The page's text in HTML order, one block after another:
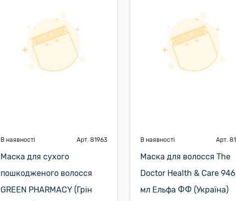
В наявності Арт. 81963
Маска для сухого
пошкодженого волосся
GREEN PHARMACY (Грін
В наявності Арт.
Маска для волосся The
Doctor Health & Care 946
мл Ельфа ФФ (Україна)